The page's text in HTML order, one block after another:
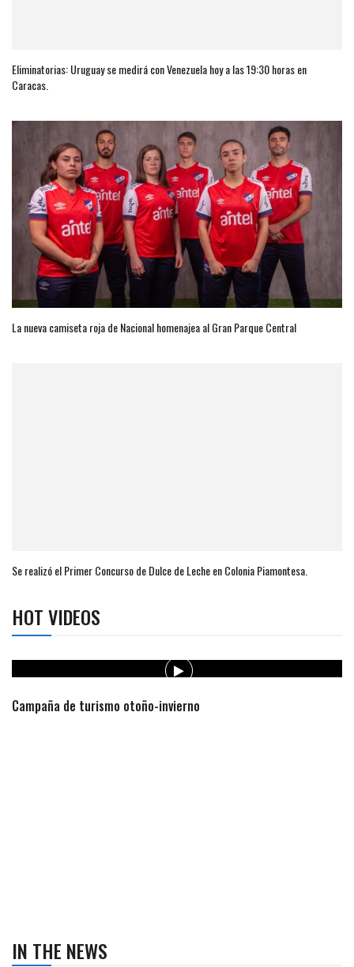
Eliminatorias: Uruguay se medirá con Venezuela hoy a las 19:30 horas en
Caracas.
La nueva camiseta roja de Nacional homenajea al Gran Parque Central
Se realizó el Primer Concurso de Dulce de Leche en Colonia Piamontesa.
HOT VIDEOS
Campaña de turismo otoño-invierno
IN THE NEWS